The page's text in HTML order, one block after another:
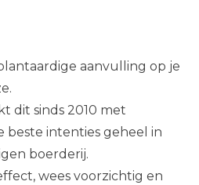
aanvulling op je
dit sinds 2010 met
beste intenties geheel in
boerderij.
wees voorzichtig en